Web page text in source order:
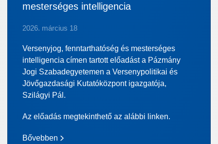
mesterséges intelligencia
2026. március 18
Versenyjog, fenntarthatóség és mesterséges
intelligencia címen tartott előadást a Pázmány
Jogi Szabadegyetemen a Versenypolitikai és
Jövőgazdasági Kutatóközpont igazgatója,
Szilágyi Pál.
Az előadás megtekinthető az alábbi linken.
Bővebben